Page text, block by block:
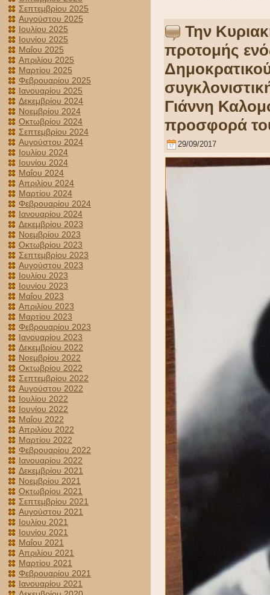
Σεπτεμβρίου 2025
Αυγούστου 2025
Ιουλίου 2025
Ιουνίου 2025
Μαΐου 2025
Απριλίου 2025
Μαρτίου 2025
Φεβρουαρίου 2025
Ιανουαρίου 2025
Δεκεμβρίου 2024
Νοεμβρίου 2024
Οκτωβρίου 2024
Σεπτεμβρίου 2024
Αυγούστου 2024
Ιουλίου 2024
Ιουνίου 2024
Μαΐου 2024
Απριλίου 2024
Μαρτίου 2024
Φεβρουαρίου 2024
Ιανουαρίου 2024
Δεκεμβρίου 2023
Νοεμβρίου 2023
Οκτωβρίου 2023
Σεπτεμβρίου 2023
Αυγούστου 2023
Ιουλίου 2023
Ιουνίου 2023
Μαΐου 2023
Απριλίου 2023
Μαρτίου 2023
Φεβρουαρίου 2023
Ιανουαρίου 2023
Δεκεμβρίου 2022
Νοεμβρίου 2022
Οκτωβρίου 2022
Σεπτεμβρίου 2022
Αυγούστου 2022
Ιουλίου 2022
Ιουνίου 2022
Μαΐου 2022
Απριλίου 2022
Μαρτίου 2022
Φεβρουαρίου 2022
Ιανουαρίου 2022
Δεκεμβρίου 2021
Νοεμβρίου 2021
Οκτωβρίου 2021
Σεπτεμβρίου 2021
Αυγούστου 2021
Ιουλίου 2021
Ιουνίου 2021
Μαΐου 2021
Απριλίου 2021
Μαρτίου 2021
Φεβρουαρίου 2021
Ιανουαρίου 2021
Την
προτομής
Γιάννη
προσφορά
29/09/2017